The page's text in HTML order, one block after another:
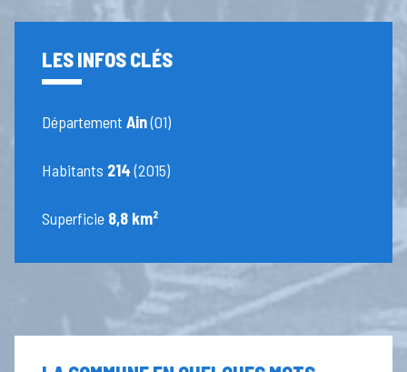
LES INFOS CLÉS
DépartementAin(01)
Habitants 214(2015)
Superficie 8,8 km²